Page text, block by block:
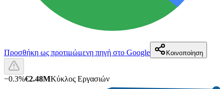
Προσθήκη ως προτιμώμενη πηγή στο Google Κοινοποίηση
−0.3%€2.48MΚύκλος Εργασιών